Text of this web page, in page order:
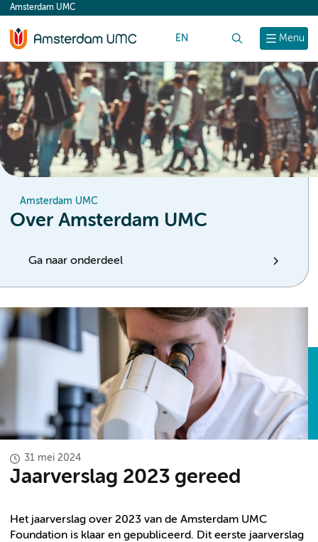
content
Menu
Amsterdam UMC
EN
Amsterdam UMC
Over Amsterdam UMC
Ga naar onderdeel
31 mei 2024
Jaarverslag 2023 gereed
Het jaarverslag over 2023 van de Amsterdam UMC
Foundation is klaar en gepubliceerd. Dit eerste jaarverslag